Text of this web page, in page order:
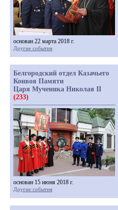
основан 22 марта 2018 г.
Другие события
Белгородский отдел Казачьего
Конвоя Памяти
Царя Мученика Николая II
(233)
основан 15 июня 2018 г.
Другие события